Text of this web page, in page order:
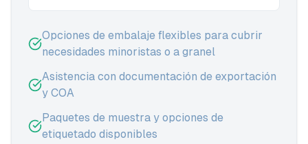
Opciones de embalaje flexibles para cubrir
necesidades minoristas o a granel
Asistencia con documentación de exportación
y COA
Paquetes de muestra y opciones de
etiquetado disponibles